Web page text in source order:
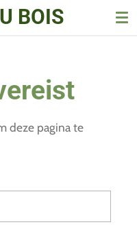
BOIS
deze pagina te